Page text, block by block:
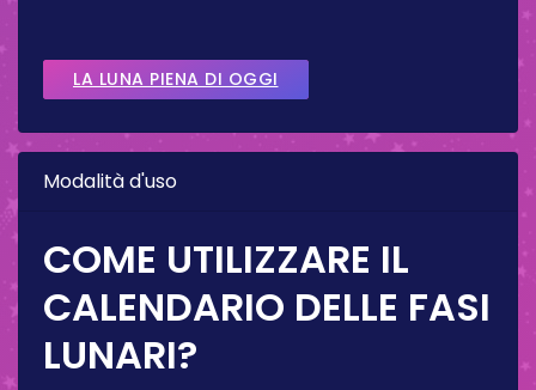
LA LUNA PIENA DI OGGI
Modalità d'uso
COME UTILIZZARE IL
CALENDARIO DELLE FASI
LUNARI?